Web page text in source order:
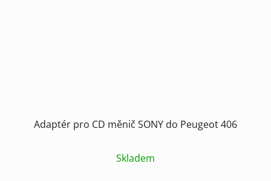
Adaptér pro CD měnič SONY do Peugeot 406
Skladem